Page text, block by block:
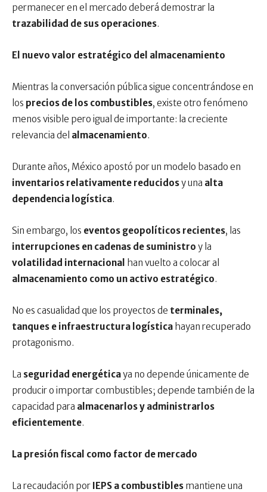
permanecer en el mercado deberá demostrar la
trazabilidad de sus operaciones.
El nuevo valor estratégico del almacenamiento
Mientras la conversación pública sigue concentrándose en
los precios de los combustibles, existe otro fenómeno
menos visible pero igual de importante: la creciente
relevancia del almacenamiento.
Durante años, México apostó por un modelo basado en
inventarios relativamente reducidosy una alta
dependencia logística.
Sin embargo, los eventos geopolíticos recientes, las
interrupciones en cadenas de suministro y la
volatilidad internacional han vuelto a colocar al
almacenamiento como un activo estratégico.
No es casualidad que los proyectos de terminales,
tanques e infraestructura logística hayan recuperado
protagonismo.
La seguridad energéticaya no depende únicamente de
producir o importar combustibles; depende también de la
capacidad para almacenarlos y administrarlos
eficientemente.
La presión fiscal como factor de mercado
La recaudación por IEPS a combustibles mantiene una